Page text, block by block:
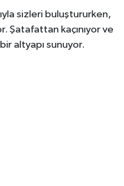
sizleri buluştururken,
Şatafattan kaçınıyor ve
altyapı sunuyor.